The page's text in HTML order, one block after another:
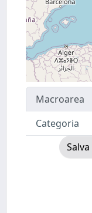
Macroarea
Categoria